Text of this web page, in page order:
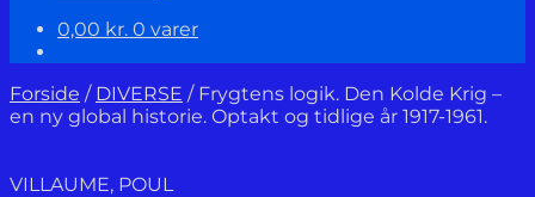
0,00 kr. 0 varer
Forside / DIVERSE / Frygtens logik. Den Kolde Krig –
en ny global historie. Optakt og tidlige år 1917-1961.
VILLAUME, POUL